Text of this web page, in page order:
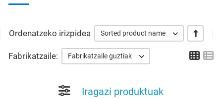
Ordenatzeko irizpidea Sorted product name +/-
Fabrikatzaile: Fabrikatzaile guztiak Grid
Iragazi produktuak